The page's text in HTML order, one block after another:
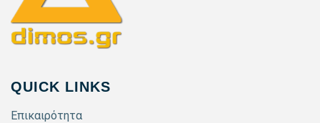
QUICK LINKS
Επικαιρότητα